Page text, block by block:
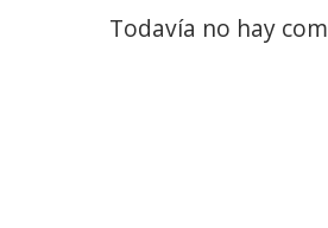
Todavía no hay